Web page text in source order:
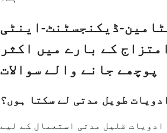
ڈیکنجسٹنٹ-اینٹی
کے بارے میں اکثر
پوچھے جانے والے سوالات
طویل مدتی لے سکتا ہوں؟
ادویات قلیل مدتی استعمال کے لیے